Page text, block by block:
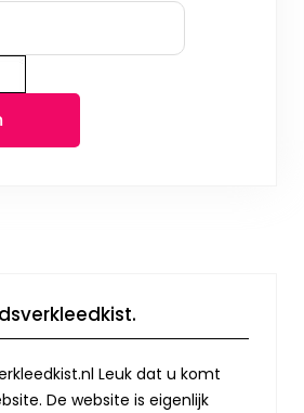
Leuk dat u komt
De website is eigenlijk